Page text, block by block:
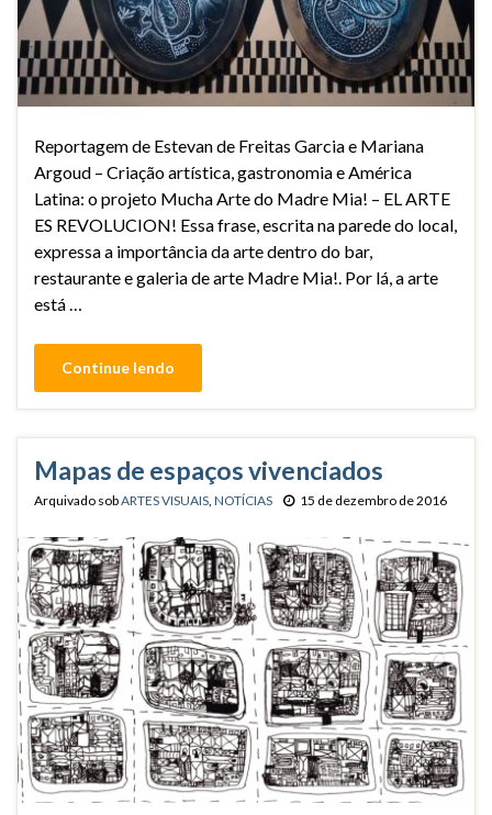
Reportagem de Estevan de Freitas Garcia e Mariana
Argoud – Criação artística, gastronomia e América
Latina: o projeto Mucha Arte do Madre Mia! – EL ARTE
ES REVOLUCION! Essa frase, escrita na parede do local,
expressa a importância da arte dentro do bar,
restaurante e galeria de arte Madre Mia!. Por lá, a arte
está …
Continue lendo
Mapas de espaços vivenciados
Arquivado sobARTES VISUAIS, NOTÍCIAS 15 de dezembro de 2016